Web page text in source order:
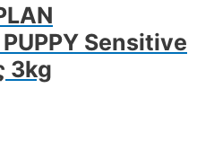
Sensitive
3kg